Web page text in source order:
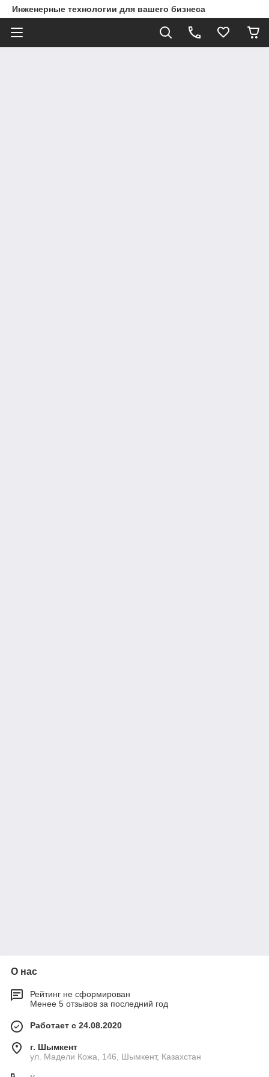
Инженерные технологии для вашего бизнеса
О нас
Рейтинг не сформирован
Менее 5 отзывов за последний год
Работает с 24.08.2020
г. Шымкент
ул. Мадели Кожа, 146, Шымкент, Казахстан